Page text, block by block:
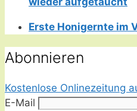
Erste Honigernte im
Abonnieren
Kostenlose Onlinezeitung
E-Mail